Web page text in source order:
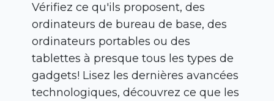
Vérifiez ce qu'ils proposent, des
ordinateurs de bureau de base, des
ordinateurs portables ou des
tablettes à presque tous les types de
gadgets! Lisez les dernières avancées
technologiques, découvrez ce que les